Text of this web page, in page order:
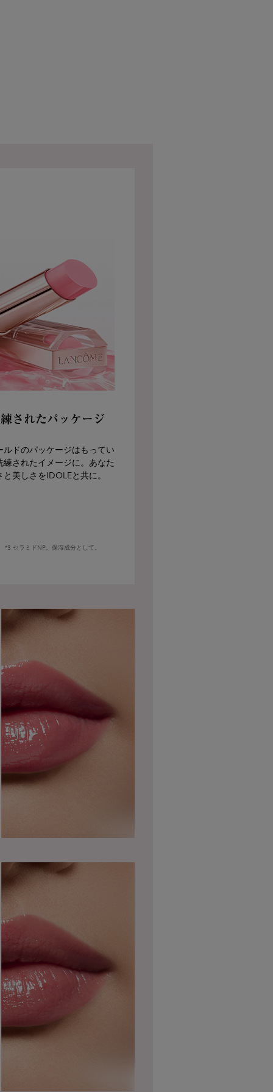
ン*5
クワランは水分の蒸発を防ぎ
燥から唇を守る。
合。
されたパッケージ
ルドのパッケージはもってい
練されたイメージに。あなた
と美しさをIDOLEと共に。
セラミドNP。保湿成分として。